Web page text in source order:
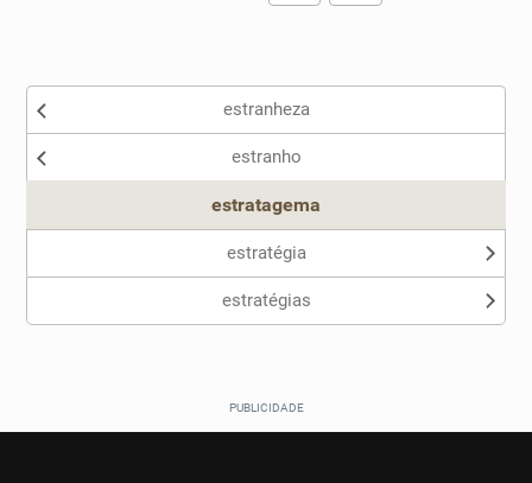
Nenhum dos sinônimos apresentados me ajudou
estranheza
estranho
estratagema
estratégia
estratégias